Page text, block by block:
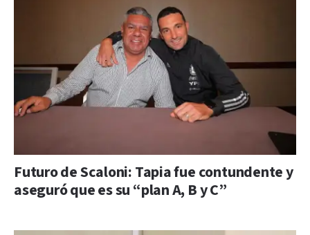
Futuro de Scaloni: Tapia fue contundente y
aseguró que es su “plan A, B y C”